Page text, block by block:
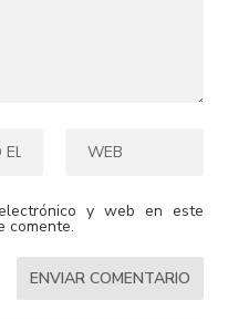
y web en este
comente.